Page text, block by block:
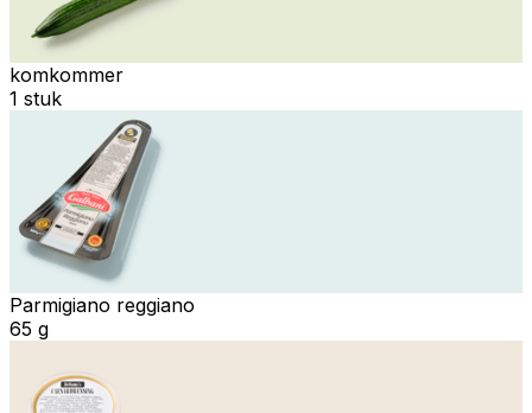
komkommer
1 stuk
Parmigiano reggiano
65 g